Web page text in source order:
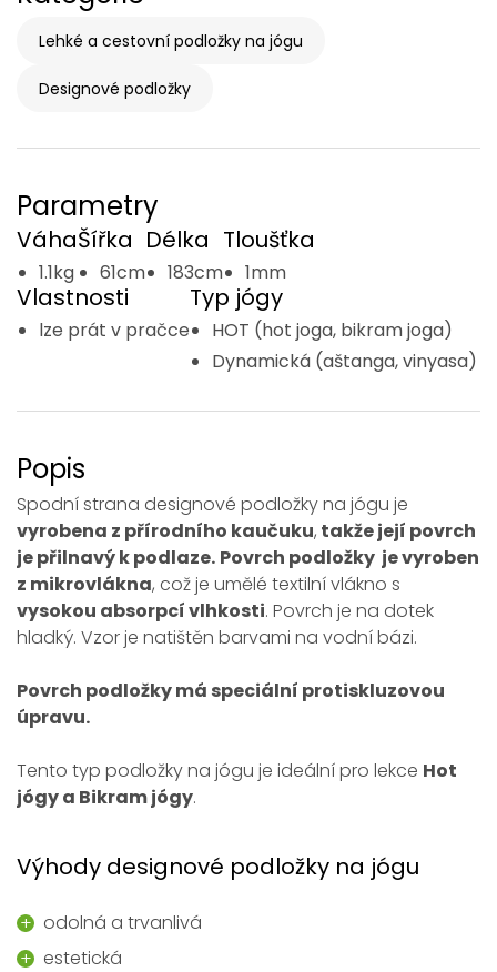
Lehké a cestovní podložky na jógu
Designové podložky
Parametry
Váha
1.1kg
Šířka
61cm
Délka
183cm
Tloušťka
1mm
Vlastnosti
lze prát v pračce
Typ jógy
HOT (hot joga, bikram joga)
Dynamická (aštanga, vinyasa)
Popis
Spodní strana designové podložky na jógu je
vyrobena z přírodního kaučuku, takže její povrch
je přilnavý k podlaze. Povrch podložky je vyroben
z mikrovlákna, což je umělé textilní vlákno s
vysokou absorpcí vlhkosti. Povrch je na dotek
hladký. Vzor je natištěn barvami na vodní bázi.
Povrch podložky má speciální protiskluzovou
úpravu.
Tento typ podložky na jógu je ideální pro lekce Hot
jógy a Bikram jógy.
Výhody designové podložky na jógu
odolná a trvanlivá
estetická